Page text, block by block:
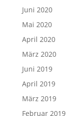
Juni 2020
Mai 2020
April 2020
März 2020
Juni 2019
April 2019
März 2019
Februar 2019